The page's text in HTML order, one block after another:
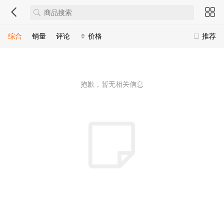
推荐
综合 销量 评论 价格
抱歉，暂无相关信息